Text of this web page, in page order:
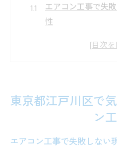
エアコン工事で失
性
設置場所選びと配
エアコン工事失敗を防
エアコン工事で多
配管や電源工事の
東京都江戸川区で
ン
エアコン工事で失敗しない